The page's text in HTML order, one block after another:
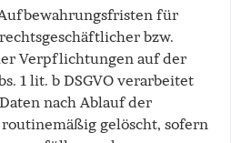
für
bzw.
Verpflichtungen auf der
1 lit. b DSGVO verarbeitet
nach Ablauf der
gelöscht, sofern